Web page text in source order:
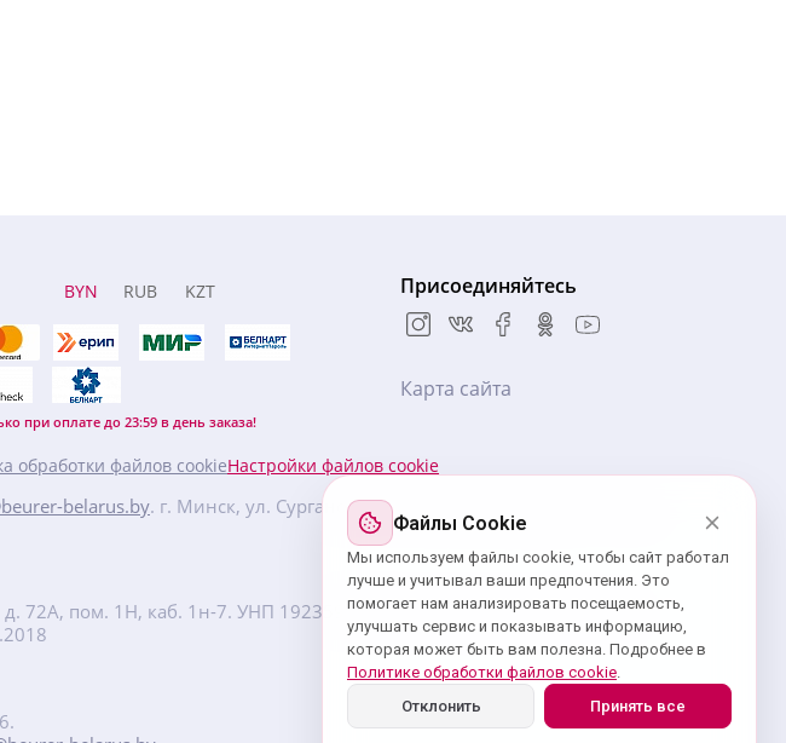
BYN RUB KZT
при оплате до 23:59 в день заказа!
Присоединяйтесь
Карта сайта
обработки файлов cookieНастройки файлов cookie
belarus.by. г. Минск, ул. Сурганова, 57Б, БЦ «Новая Европа», 5 этаж,
72А, пом. 1Н, каб. 1н-7. УНП ‎192359439 зарегистрировано Минским
Файлы Cookie
Мы используем файлы cookie, чтобы сайт работал
лучше и учитывал ваши предпочтения. Это
помогает нам анализировать посещаемость,
улучшать сервис и показывать информацию,
которая может быть вам полезна. Подробнее в
Политике обработки файлов cookie.
Отклонить
Принять все